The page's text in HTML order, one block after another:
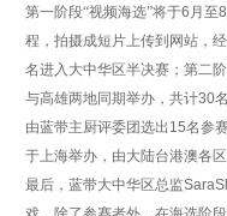
第一阶段“视频海选”将于6 月至8
程，拍摄成短片上传到网站，
名进入大中华区半决赛；第二
与高雄两地同期举办，共计30
由蓝带主厨评委团选出 15名参
于上海举办，由大陆台港澳各
最后，蓝带大中华区总监